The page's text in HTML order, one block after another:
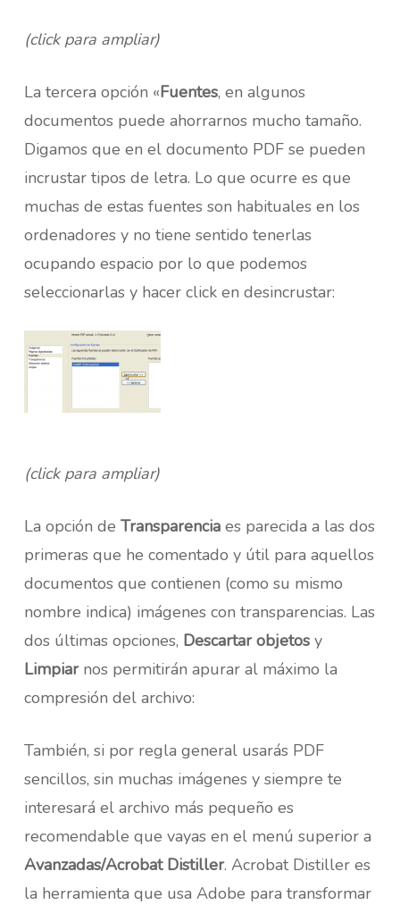
(click para ampliar)
La tercera opción «Fuentes, en algunos
documentos puede ahorrarnos mucho tamaño.
Digamos que en el documento PDF se pueden
incrustar tipos de letra. Lo que ocurre es que
muchas de estas fuentes son habituales en los
ordenadores y no tiene sentido tenerlas
ocupando espacio por lo que podemos
seleccionarlas y hacer click en desincrustar:
(click para ampliar)
La opción de Transparenciaes parecida a las dos
primeras que he comentado y útil para aquellos
documentos que contienen (como su mismo
nombre indica) imágenes con transparencias. Las
dos últimas opciones, Descartar objetosy
Limpiarnos permitirán apurar al máximo la
compresión del archivo:
También, si por regla general usarás PDF
sencillos, sin muchas imágenes y siempre te
interesará el archivo más pequeño es
recomendable que vayas en el menú superior a
Avanzadas/Acrobat Distiller. Acrobat Distiller es
la herramienta que usa Adobe para transformar